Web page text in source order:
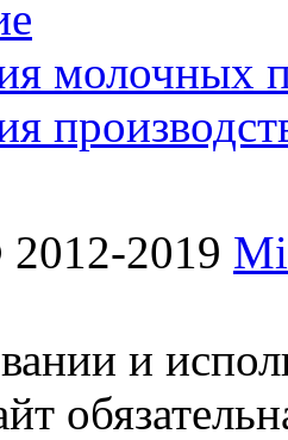
молочных
2019
и